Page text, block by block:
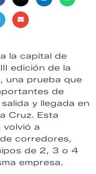
la capital de
edición de la
una prueba que
de
y llegada en
Cruz. Esta
volvió a
corredores,
de 2, 3 o 4
empresa.